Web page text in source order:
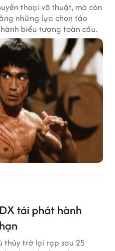
thoại võ thuật, mà còn
những lựa chọn táo
biểu tượng toàn cầu.
tái phát hành
thủy trở lại rạp sau 25